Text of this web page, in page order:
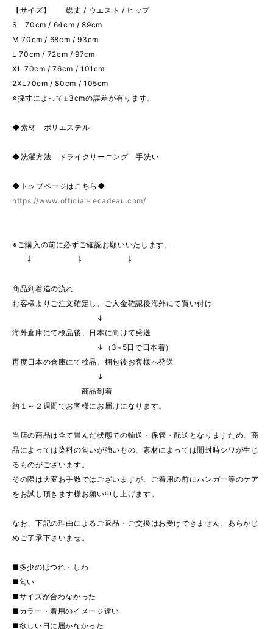
【サイズ】 総丈 / ウエスト / ヒップ
S 70cm / 64cm / 89cm
M 70cm / 68cm / 93cm
L 70cm / 72cm / 97cm
XL 70cm / 76cm / 101cm
2XL70cm / 80cm / 105cm
※採寸によって±3cmの誤差が有ります。
◆素材 ポリエステル
◆洗濯方法 ドライクリーニング 手洗い
◆トップページはこちら◆
https://www.official-lecadeau.com/
※ご購入の前に必ずご確認お願いいたします。
⇩ ⇩ ⇩
商品到着迄の流れ
お客様よりご注文確定し、ご入金確認後海外にて買い付け
↓
海外倉庫にて検品後、日本に向けて発送
↓（3~5日で日本着）
再度日本の倉庫にて検品、梱包後お客様へ発送
↓
商品到着
約１～２週間でお客様にお届けになります。
当店の商品は全て畳んだ状態での輸送・保管・配送となりますため、商
品によっては染料の匂いが強いもの、素材によっては開封時シワが生じ
るものがございます。
その際は大変お手数ではございますが、ご着用の前にハンガー等のケア
をお試し頂きます様お願い申し上げます。
なお、下記の理由によるご返品・ご交換はお受けできません。あらかじ
めご了承下さいませ。
■多少のほつれ・しわ
■匂い
■サイズが合わなかった
■カラー・着用のイメージ違い
■欲しい日に届かなかった